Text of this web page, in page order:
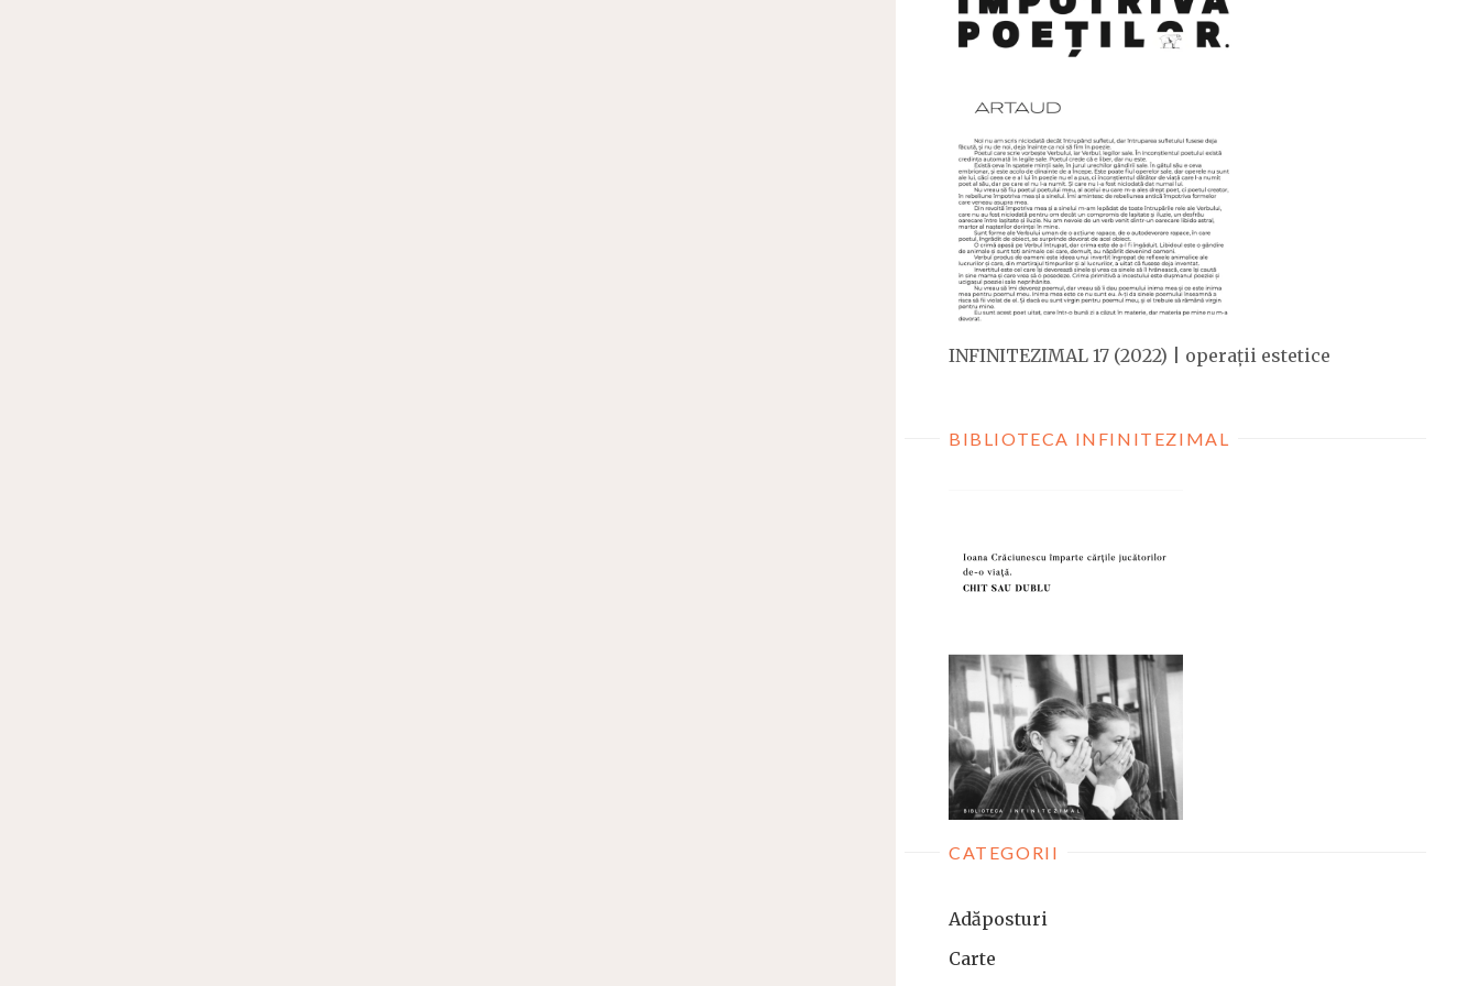
INFINITEZIMAL 17 (2022) | operații estetice
BIBLIOTECA INFINITEZIMAL
CATEGORII
Adăposturi
Carte